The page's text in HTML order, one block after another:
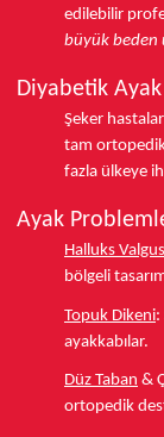
edilebilir
büyük beden
Diyabetik Ayak
Şeker
tam
fazla ülkeye
Ayak
Halluks Valgus
bölgeli
Topuk Dikeni:
ayakkabılar.
Düz Taban &
ortopedik